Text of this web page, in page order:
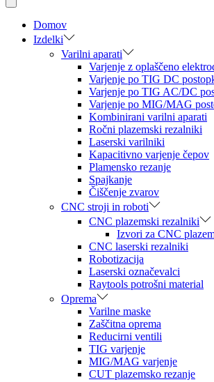
Domov
Izdelki
Varilni aparati
Varjenje z oplaščeno
Varjenje po TIG DC
Varjenje po TIG AC/DC
Varjenje po MIG/MAG
Kombinirani varilni aparati
Ročni plazemski rezalniki
Laserski varilniki
Kapacitivno varjenje čepov
Plamensko rezanje
Spajkanje
Čiščenje zvarov
CNC stroji in roboti
CNC plazemski rezalniki
Izvori za CNC
CNC laserski rezalniki
Robotizacija
Laserski označevalci
Raytools potrošni material
Oprema
Varilne maske
Zaščitna oprema
Reducirni ventili
TIG varjenje
MIG/MAG varjenje
CUT plazemsko rezanje